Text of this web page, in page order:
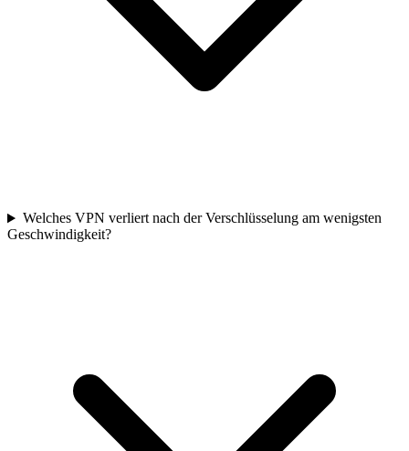
Welches VPN verliert nach der Verschlüsselung am wenigsten
Geschwindigkeit?